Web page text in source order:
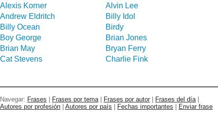
Alexis Korner
Alvin Lee
Andrew Eldritch
Billy Idol
Billy Ocean
Birdy
Boy George
Brian Jones
Brian May
Bryan Ferry
Cat Stevens
Charlie Fink
Navegar: Frases Frases por tema| Frases por autor Frases del día|
Autores por profesión
Autores por país Fechas importantes Enviar frase